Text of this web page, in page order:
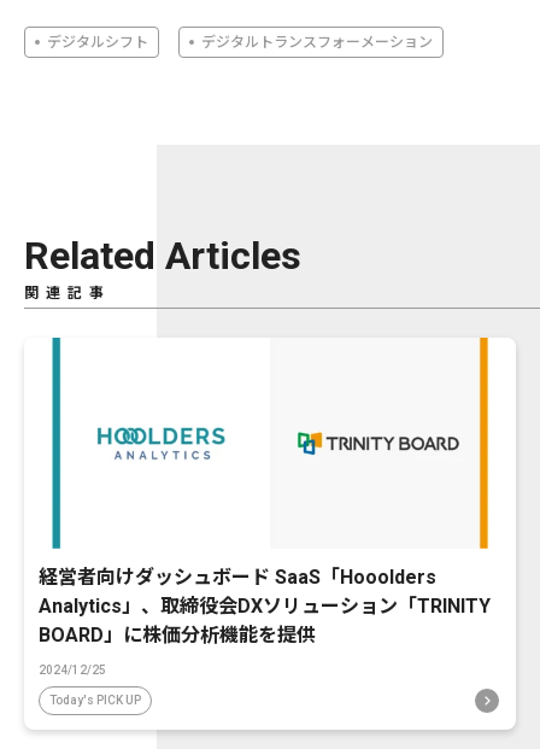
デジタルシフト デジタルトランスフォーメーション
Related Articles
関連記事
経営者向けダッシュボード SaaS「Hooolders
Analytics」、取締役会DXソリューション「TRINITY
BOARD」に株価分析機能を提供
2024/12/25
Today's PICK UP